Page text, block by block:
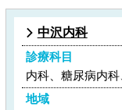
中沢内科
診療科目
内科、糖尿病内
地域